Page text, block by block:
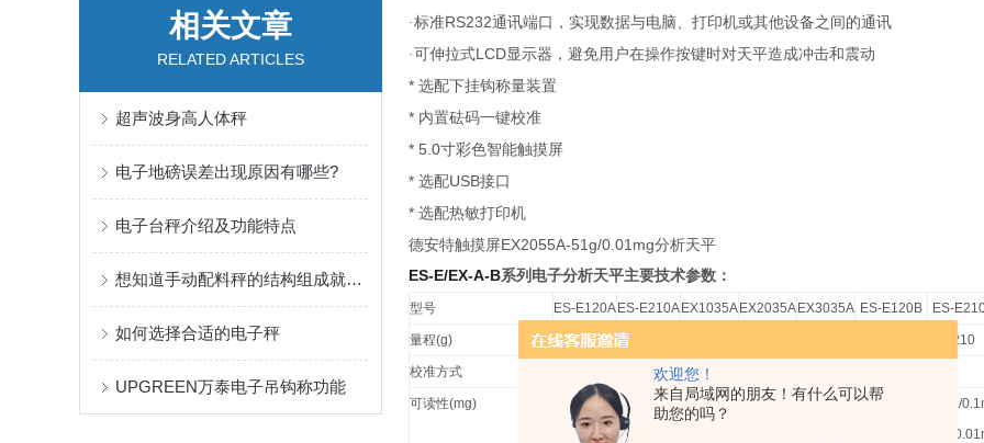
欢迎您！
来自局域网的朋友！有什么可以帮
助您的吗？
相关文章
RELATED ARTICLES
超声波身高人体秤
电子地磅误差出现原因有哪些?
电子台秤介绍及功能特点
想知道手动配料秤的结构组成就看看这些吧
如何选择合适的电子秤
UPGREEN万泰电子吊钩称功能
·标准RS232通讯端口，实现数据与电脑、打印机或其他设备之间的通讯
·可伸拉式LCD显示器，避免用户在操作按键时对天平造成冲击和震动
* 选配下挂钩称量装置
* 内置砝码一键校准
* 5.0寸彩色智能触摸屏
* 选配USB接口
* 选配热敏打印机
德安特触摸屏EX2055A-51g/0.01mg分析天平
ES-E/EX-A-B系列电子分析天平主要技术参数：
型号 ES-E120A ES-E210A EX1035A EX2035A EX3035A ES-E120B ES-
量程(g) 120 210
校准方式 内部砝码校准
可读性(mg) 0.1
120g/0.1mg
210g/
30g/